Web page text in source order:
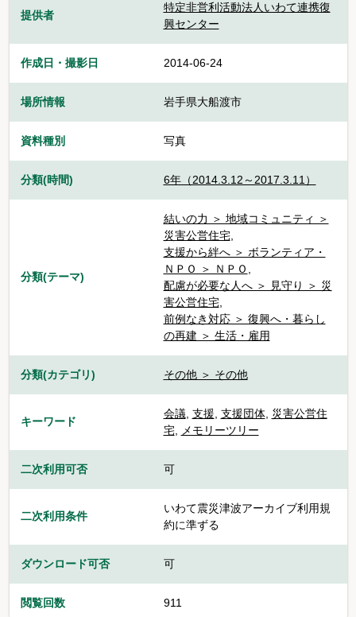
提供者
特定非営利活動法人いわて連携復
興センター
作成日・撮影日 2014-06-24
場所情報 岩手県大船渡市
資料種別 写真
分類(時間) 6年（2014.3.12～2017.3.11）
分類(テーマ)
結いの力 ＞ 地域コミュニティ ＞
災害公営住宅,
支援から絆へ ＞ ボランティア・
ＮＰＯ ＞ ＮＰＯ ,
配慮が必要な人へ ＞ 見守り ＞ 災
害公営住宅,
前例なき対応 ＞ 復興へ・暮らし
の再建 ＞ 生活・雇用
分類(カテゴリ) その他 ＞ その他
キーワード
会議, 支援, 支援団体, 災害公営住
宅, メモリーツリー
二次利用可否 可
二次利用条件
いわて震災津波アーカイブ利用規
約に準ずる
ダウンロード可否 可
閲覧回数 911